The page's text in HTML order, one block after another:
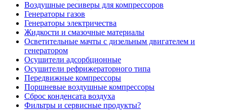
Воздушные ресиверы для компрессоров
Генераторы газов
Генераторы электричества
Жидкости и смазочные материалы
Осветительные мачты с дизельным двигателем и
генератором
Осушители адсорбционные
Осушители рефрижераторного типа
Передвижные компрессоры
Поршневые воздушные компрессоры
Сброс конденсата воздуха
Фильтры и сервисные продукты?